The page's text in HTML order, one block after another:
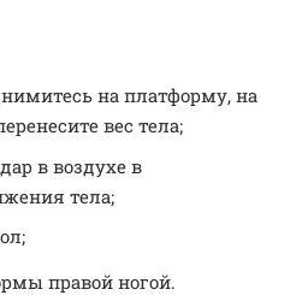
на платформу, на
вес тела;
в воздухе в
тела;
правой ногой.